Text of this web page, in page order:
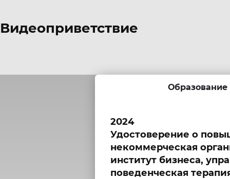
Видеоприветствие
Образование
2024
Удостоверение о
некоммерческая
институт бизнеса,
поведенческая